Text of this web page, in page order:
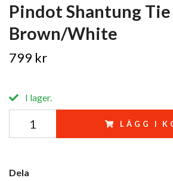
Pindot Shantung Tie
Brown/White
799 kr
I lager.
LÄGG I
Dela